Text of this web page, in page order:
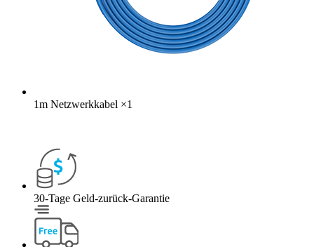
1m Netzwerkkabel ×1
30-Tage Geld-zurück-Garantie